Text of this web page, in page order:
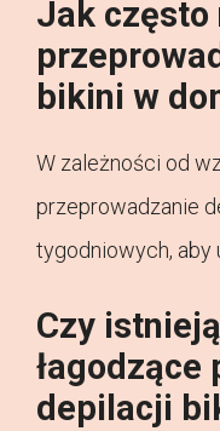
Jak często
bikini w
W zależności od
przeprowadzanie
tygodniowych, aby
Czy
łagodzące
depilacji